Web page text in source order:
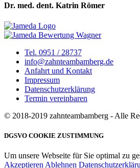
Dr. med. dent. Katrin Römer
Tel. 0951 / 28737
info@zahnteambamberg.de
Anfahrt und Kontakt
Impressum
Datenschutzerklärung
Termin vereinbaren
© 2018-2019 zahnteambamberg - Alle
DGSVO COOKIE ZUSTIMMUNG
Um unsere Webseite für Sie optimal zu
Akzeptieren Ablehnen